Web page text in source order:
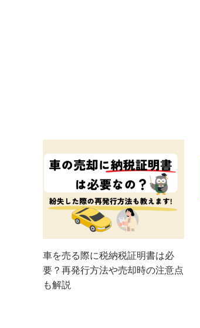
車を売る際に税納税証明書は必
要？再発行方法や売却時の注意点
も解説